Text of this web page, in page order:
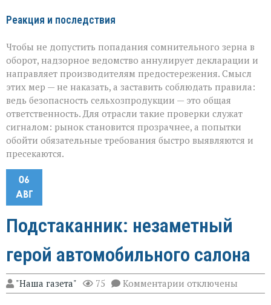
Реакция и последствия
Чтобы не допустить попадания сомнительного зерна в
оборот, надзорное ведомство аннулирует декларации и
направляет производителям предостережения. Смысл
этих мер — не наказать, а заставить соблюдать правила:
ведь безопасность сельхозпродукции — это общая
ответственность. Для отрасли такие проверки служат
сигналом: рынок становится прозрачнее, а попытки
обойти обязательные требования быстро выявляются и
пресекаются.
06
АВГ
Подстаканник: незаметный
герой автомобильного салона
"Наша газета" 75 Комментарии к
записи
отключены